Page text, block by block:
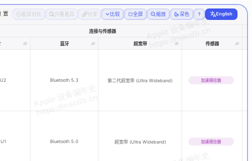
置 差异对比 只看差异 分享 比较 全屏 缩放 深色 English
连接与传感器
蓝牙 超宽带 传感器
Bluetooth 5.3 第二代超宽带 (Ultra Wideband) 加速感应器
Bluetooth 5.0 超宽带 (Ultra Wideband) 加速感应器